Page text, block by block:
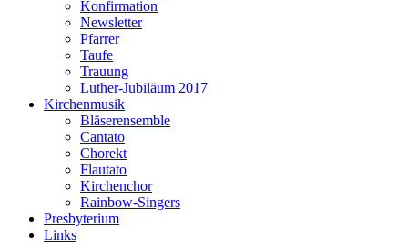
Konfirmation
Newsletter
Pfarrer
Taufe
Trauung
Luther-Jubiläum 2017
Kirchenmusik
Bläserensemble
Cantato
Chorekt
Flautato
Kirchenchor
Rainbow-Singers
Presbyterium
Links